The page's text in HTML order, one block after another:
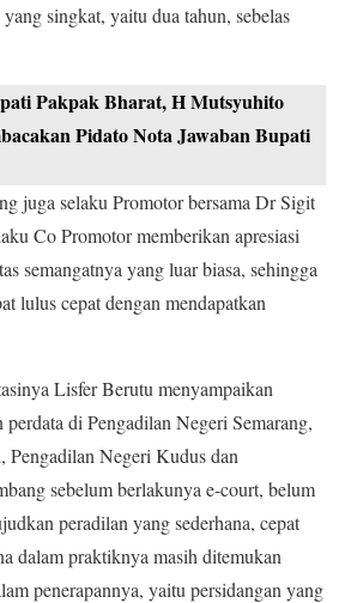
singkat, yaitu dua tahun, sebelas
Pakpak Bharat, H Mutsyuhito
Pidato Nota Jawaban Bupati
juga selaku Promotor bersama Dr Sigit
Co Promotor memberikan apresiasi
semangatnya yang luar biasa, sehingga
lulus cepat dengan mendapatkan
Lisfer Berutu menyampaikan
di Pengadilan Negeri Semarang,
Pengadilan Negeri Kudus dan
sebelum berlakunya e-court, belum
peradilan yang sederhana, cepat
dalam praktiknya masih ditemukan
penerapannya, yaitu persidangan yang